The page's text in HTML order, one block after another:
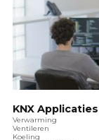
KNX Applicaties
Verwarming
Ventileren
Koeling